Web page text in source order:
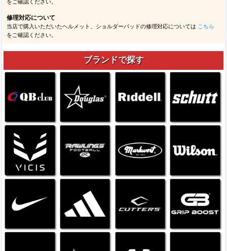
をご確認ください。
修理対応について
当店で購入いただいたヘルメット、ショルダーパッドの修理対応については こちら
をご確認ください。
ブランドで探す